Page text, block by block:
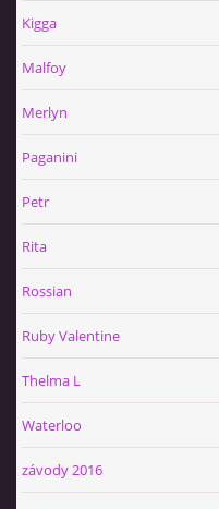
Kigga
Malfoy
Merlyn
Paganini
Petr
Rita
Rossian
Ruby Valentine
Thelma L
Waterloo
závody 2016